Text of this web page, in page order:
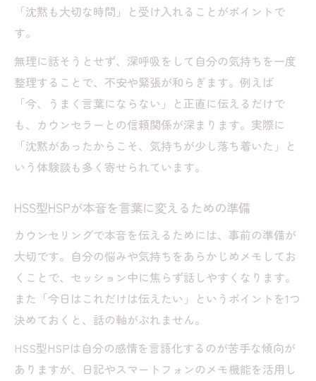
「沈黙も大切な時間」と受け入れることがポイントで
す。
無理に話そうとせず、深呼吸をして自分の気持ちを一度
整理することで、不安や緊張が和らぎます。例えば
「今、うまく言葉にならない」と正直に伝えるだけで
も、カウンセラーとの信頼関係が深まります。実際に
「沈黙があったからこそ、気持ちが少し落ち着いた」と
いう体験談も多く寄せられています。
HSS型HSPが本音を言葉に変えるための準備
カウンセリングで本音を伝えるためには、事前の準備が
大切です。自分の悩みや気持ちをあらかじめメモしてお
くことで、セッション中に焦らず話しやすくなります。
また「今日はこれだけは伝えたい」というポイントを1つ
決めておくと、話の軸がぶれません。
HSS型HSPは自分の感情を言語化するのが苦手な傾向が
ありますが、日記やスマートフォンのメモ機能を活用し